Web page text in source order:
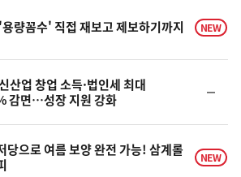
승
량꼼수' 직접 재보고 제보하기까지 NEW
산업 창업 소득·법인세 최대
감면…성장 지원 강화
일
당으로 여름 보양 완전 가능! 삼계롤
NEW